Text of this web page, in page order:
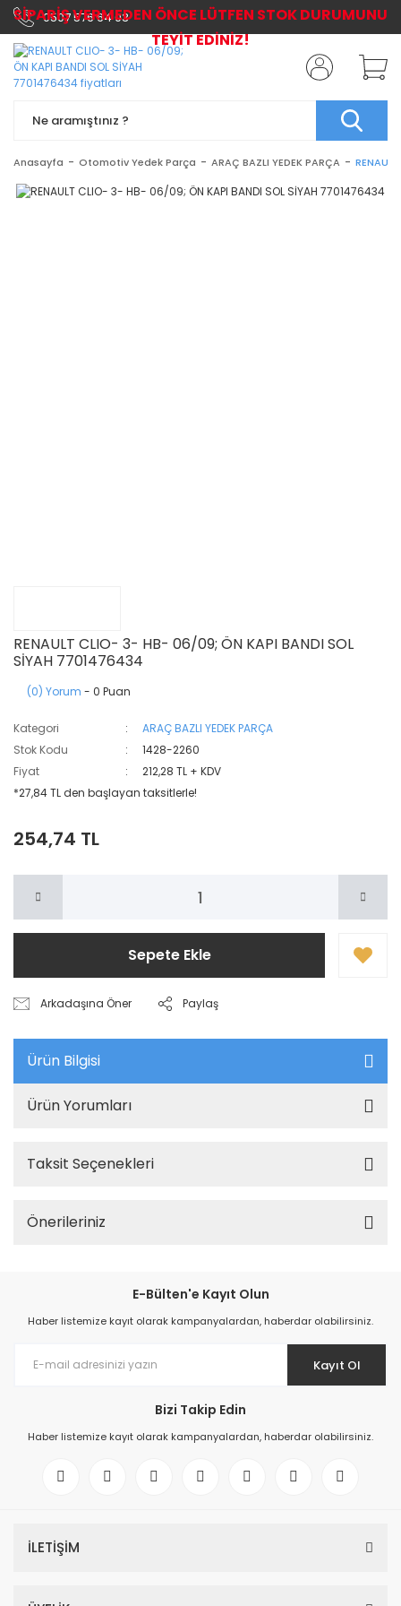
0507 576 64 03
Anasayfa Otomotiv Yedek Parça ARAÇ BAZLI YEDEK PARÇA
RENAULT CLIO- 3- HB- 06/09; ÖN KAPI BANDI SOL
SİYAH 7701476434
(0) Yorum - 0 Puan
Kategori
ARAÇ BAZLI YEDEK PARÇA
Stok Kodu
1428-2260
Fiyat
212,28 TL + KDV
*27,84 TL den başlayan taksitlerle!
254,74 TL
Sepete Ekle
Arkadaşına Öner Paylaş
Ürün Bilgisi
Ürün Yorumları
Taksit Seçenekleri
Önerileriniz
E-Bülten'e Kayıt Olun
Haber listemize kayıt olarak kampanyalardan, haberdar olabilirsiniz.
Kayıt Ol
Bizi Takip Edin
Haber listemize kayıt olarak kampanyalardan, haberdar olabilirsiniz.
İLETİŞİM
SİPARİŞ VERMEDEN ÖNCE LÜTFEN STOK DURUMUNU
TEYİT EDİNİZ!